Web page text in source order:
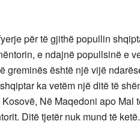
për të gjithë popullin
e ndajnë popullsinë e
greminës është një vijë
ka vetëm një ditë të
Në Maqedoni apo Mal
Ditë tjetër nuk mund të ketë.